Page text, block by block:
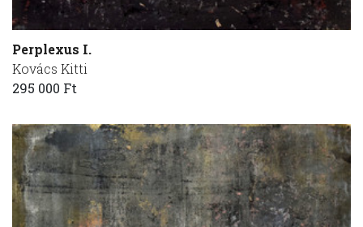
Perplexus I.
Kovács Kitti
295 000 Ft